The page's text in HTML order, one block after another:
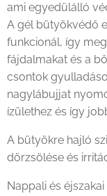
ami egyedülálló
A gél bütyökvédő
funkcionál, így
fájdalmakat és a
csontok
nagylábujjat
ízülethez és így
A bütyökre hajló
dörzsölése és
Nappali és